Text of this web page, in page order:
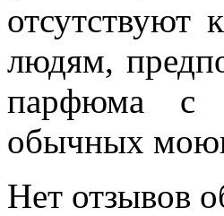
отсутствуют
людям,
парфюма с
обычных
Нет отзывов